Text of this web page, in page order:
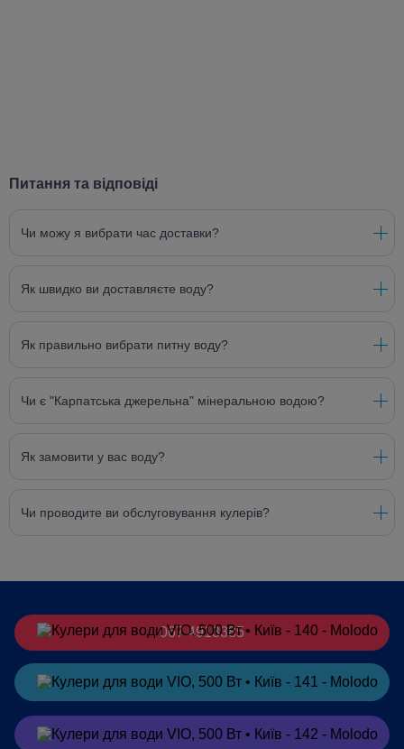
Питання та відповіді
Чи можу я вибрати час доставки?
Як швидко ви доставляєте воду?
Як правильно вибрати питну воду?
Чи є "Карпатська джерельна" мінеральною водою?
Як замовити у вас воду?
Чи проводите ви обслуговування кулерів?
067 4913385
Замовитив Telegram
Замовитив Viber